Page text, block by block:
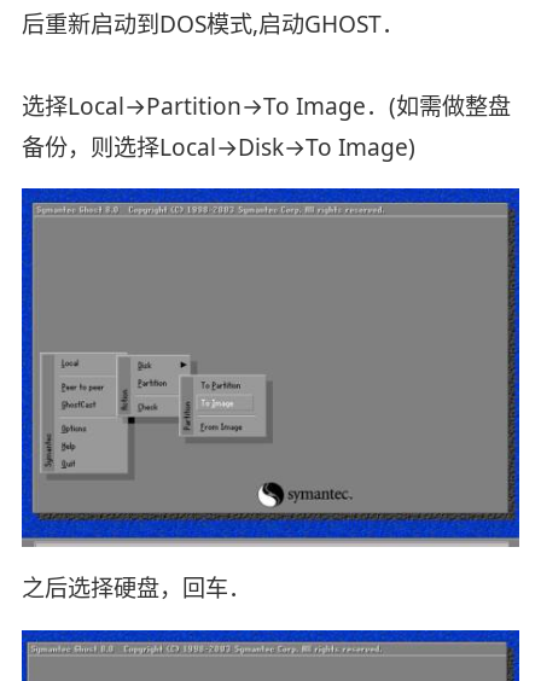
后重新启动到DOS模式,启动GHOST．
选择Local→Partition→To Image．(如需做整盘
备份，则选择Local→Disk→To Image)
之后选择硬盘，回车．